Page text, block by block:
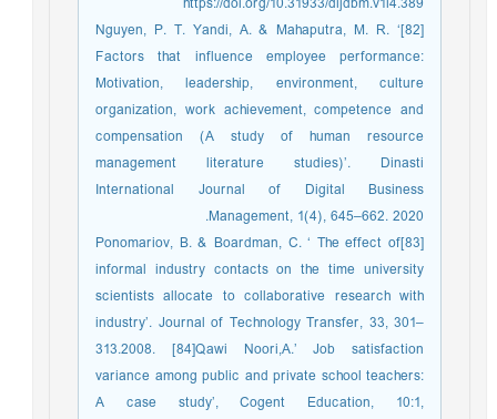
[82]Nguyen, P. T. Yandi, A. & Mahaputra, M. R. ‘
Factors that influence employee performance:
Motivation, leadership, environment, culture
organization, work achievement, competence and
compensation (A study of human resource
management literature studies)’. Dinasti
International Journal of Digital Business
Management, 1(4), 645–662. 2020.
[83]Ponomariov, B. & Boardman, C. ‘ The effect of
informal industry contacts on the time university
scientists allocate to collaborative research with
industry’. Journal of Technology Transfer, 33, 301–
313.2008. [84]Qawi Noori,A.’ Job satisfaction
variance among public and private school teachers:
A case study’, Cogent Education, 10:1,